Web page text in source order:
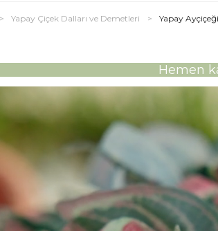
> Yapay Çiçek Dalları ve Demetleri > Yapay
Hemen